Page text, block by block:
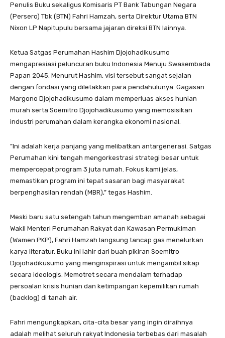
Penulis Buku sekaligus Komisaris PT Bank Tabungan Negara
(Persero) Tbk (BTN) Fahri Hamzah, serta Direktur Utama BTN
Nixon LP Napitupulu bersama jajaran direksi BTN lainnya.
Ketua Satgas Perumahan Hashim Djojohadikusumo
mengapresiasi peluncuran buku Indonesia Menuju Swasembada
Papan 2045. Menurut Hashim, visi tersebut sangat sejalan
dengan fondasi yang diletakkan para pendahulunya. Gagasan
Margono Djojohadikusumo dalam memperluas akses hunian
murah serta Soemitro Djojohadikusumo yang memosisikan
industri perumahan dalam kerangka ekonomi nasional.
​”Ini adalah kerja panjang yang melibatkan antargenerasi. Satgas
Perumahan kini tengah mengorkestrasi strategi besar untuk
mempercepat program 3 juta rumah. Fokus kami jelas,
memastikan program ini tepat sasaran bagi masyarakat
berpenghasilan rendah (MBR),” tegas Hashim.
Meski baru satu setengah tahun mengemban amanah sebagai
Wakil Menteri Perumahan Rakyat dan Kawasan Permukiman
(Wamen PKP), Fahri Hamzah langsung tancap gas menelurkan
karya literatur. Buku ini lahir dari buah pikiran Soemitro
Djojohadikusumo yang menginspirasi untuk mengambil sikap
secara ideologis. Memotret secara mendalam terhadap
persoalan krisis hunian dan ketimpangan kepemilikan rumah
(backlog) di tanah air.
​Fahri mengungkapkan, cita-cita besar yang ingin diraihnya
adalah melihat seluruh rakyat Indonesia terbebas dari masalah